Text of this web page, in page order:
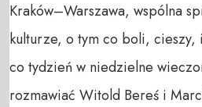
Kraków–Warszawa, wspólna
kulturze, o tym co boli,
co tydzień w niedzielne
rozmawiać Witold Bereś i